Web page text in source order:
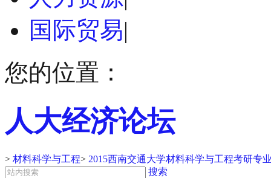
国际贸易|
您的位置：
人大经济论坛
> 材料科学与工程> 2015西南交通大学材料科学与工程考研专
搜索